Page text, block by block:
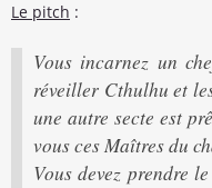
Le pitch :
Vous incarnez un
réveiller Cthulhu et
une autre secte est
vous ces Maîtres du
Vous devez prendre